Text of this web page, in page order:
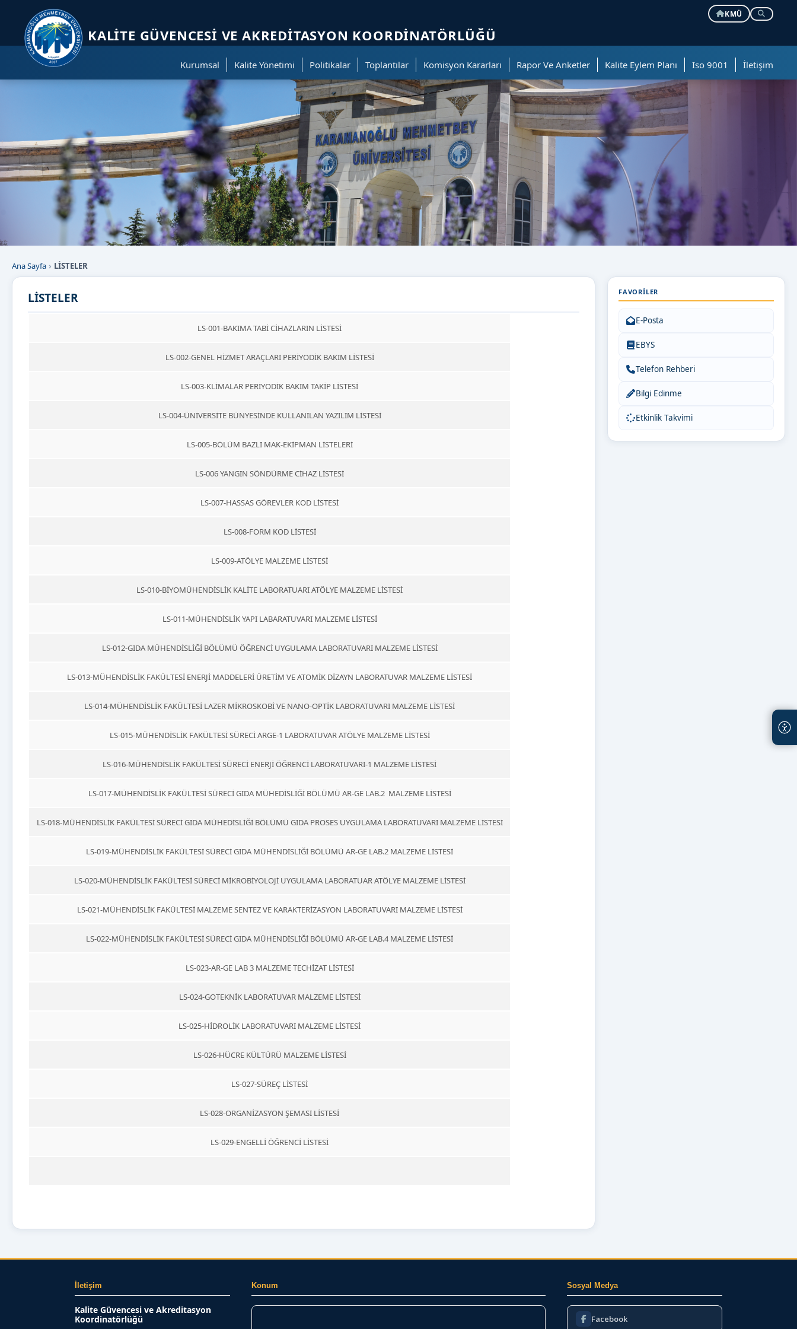
KMÜ
KALITE GÜVENCESI VE AKREDITASYON KOORDINATÖRLÜĞÜ
Kurumsal Kalite Yönetimi Politikalar Toplantılar Komisyon Kararları Rapor Ve Anketler Kalite Eylem Planı Iso 9001 İletişim
Ana Sayfa LİSTELER
LİSTELER
LS-001-BAKIMA TABİ CİHAZLARIN LİSTESİ
LS-002-GENEL HİZMET ARAÇLARI PERİYODİK BAKIM LİSTESİ
LS-003-KLİMALAR PERİYODİK BAKIM TAKİP LİSTESİ
LS-004-ÜNİVERSİTE BÜNYESİNDE KULLANILAN YAZILIM LİSTESİ
LS-005-BÖLÜM BAZLI MAK-EKİPMAN LİSTELERİ
LS-006 YANGIN SÖNDÜRME CİHAZ LİSTESİ
LS-007-HASSAS GÖREVLER KOD LİSTESİ
LS-008-FORM KOD LİSTESİ
LS-009-ATÖLYE MALZEME LİSTESİ
LS-010-BİYOMÜHENDİSLİK KALİTE LABORATUARI ATÖLYE MALZEME LİSTESİ
LS-011-MÜHENDİSLİK YAPI LABARATUVARI MALZEME LİSTESİ
LS-012-GIDA MÜHENDİSLİĞİ BÖLÜMÜ ÖĞRENCİ UYGULAMA LABORATUVARI MALZEME LİSTESİ
LS-013-MÜHENDİSLİK FAKÜLTESİ ENERJİ MADDELERİ ÜRETİM VE ATOMİK DİZAYN LABORATUVAR MALZEME LİSTESİ
LS-014-MÜHENDİSLİK FAKÜLTESİ LAZER MİKROSKOBİ VE NANO-OPTİK LABORATUVARI MALZEME LİSTESİ
LS-015-MÜHENDİSLİK FAKÜLTESİ SÜRECİ ARGE-1 LABORATUVAR ATÖLYE MALZEME LİSTESİ
LS-016-MÜHENDİSLİK FAKÜLTESİ SÜRECİ ENERJİ ÖĞRENCİ LABORATUVARI-1 MALZEME LİSTESİ
LS-017-MÜHENDİSLİK FAKÜLTESİ SÜRECİ GIDA MÜHEDİSLİĞİ BÖLÜMÜ AR-GE LAB.2 MALZEME LİSTESİ
LS-018-MÜHENDİSLİK FAKÜLTESİ SÜRECİ GIDA MÜHEDİSLİĞİ BÖLÜMÜ GIDA PROSES UYGULAMA LABORATUVARI MALZEME LİSTESİ
LS-019-MÜHENDİSLİK FAKÜLTESİ SÜRECİ GIDA MÜHENDİSLİĞİ BÖLÜMÜ AR-GE LAB.2 MALZEME LİSTESİ
LS-020-MÜHENDİSLİK FAKÜLTESİ SÜRECİ MİKROBİYOLOJİ UYGULAMA LABORATUAR ATÖLYE MALZEME LİSTESİ
LS-021-MÜHENDİSLİK FAKÜLTESİ MALZEME SENTEZ VE KARAKTERİZASYON LABORATUVARI MALZEME LİSTESİ
LS-022-MÜHENDİSLİK FAKÜLTESİ SÜRECİ GIDA MÜHENDİSLİĞİ BÖLÜMÜ AR-GE LAB.4 MALZEME LİSTESİ
LS-023-AR-GE LAB 3 MALZEME TECHİZAT LİSTESİ
LS-024-GOTEKNİK LABORATUVAR MALZEME LİSTESİ
LS-025-HİDROLİK LABORATUVARI MALZEME LİSTESİ
LS-026-HÜCRE KÜLTÜRÜ MALZEME LİSTESİ
LS-027-SÜREÇ LİSTESİ
LS-028-ORGANİZASYON ŞEMASI LİSTESİ
LS-029-ENGELLİ ÖĞRENCİ LİSTESİ
FAVORILER
E-Posta
EBYS
Telefon Rehberi
Bilgi Edinme
Etkinlik Takvimi
İletişim
Kalite Güvencesi ve Akreditasyon
Koordinatörlüğü
Konum Sosyal Medya
Facebook